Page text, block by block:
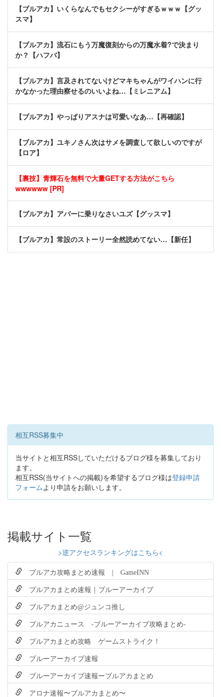
【ブルアカ】いくらなんでもセクシーがすぎるｗｗｗ【グッ
スマ】
【ブルアカ】流石にもう万魔復刻からの万魔水着?で決まり
か？【ハフバ】
【ブルアカ】言及されてないけどマキちゃんがワイハンに行
かなかった理由察せるのいいよね…【ミレニアム】
【ブルアカ】やっぱりアスナは可愛いなあ…【再確認】
【ブルアカ】ユキノさん次はサメを調査して欲しいのですが
【ロア】
【裏技】青輝石を無料で大量GETする方法がこちら
wwwwww [PR]
【ブルアカ】アバーに乗りなさいユズ【グッスマ】
【ブルアカ】常設のストーリー全然読めてない…【新任】
相互RSS募集中
当サイトと相互RSSしていただけるブログ様を募集しており
ます。
相互RSS(当サイトへの掲載)を希望するブログ様は登録申請
フォームより申請をお願いします。
掲載サイト一覧
>逆アクセスランキングはこちら<
ブルアカ攻略まとめ速報 | GameINN
ブルアカまとめ速報｜ブルーアーカイブ
ブルアカまとめ@ジュンコ推し
ブルアカニュース -ブルーアーカイブ攻略まとめ-
ブルアカまとめ攻略 ゲームストライク！
ブルーアーカイブ速報
ブルーアーカイブ速報ーブルアカまとめ
アロナ速報〜ブルアカまとめ〜